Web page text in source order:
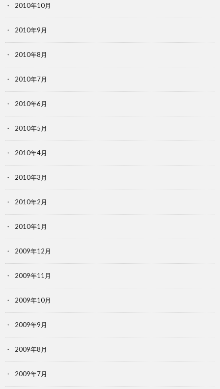
2010年10月
2010年9月
2010年8月
2010年7月
2010年6月
2010年5月
2010年4月
2010年3月
2010年2月
2010年1月
2009年12月
2009年11月
2009年10月
2009年9月
2009年8月
2009年7月